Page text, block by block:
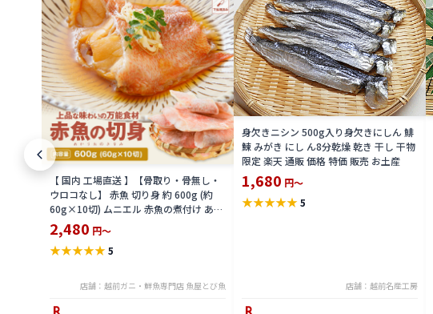
【 国内 工場直送 】【骨取り・骨無し・
ウロコなし】 赤魚 切り身 約 600g (約
60g×10切) ムニエル 赤魚の煮付け あん
かけ ホイル焼き アカウオ 送料無料
seak2305-600a
2,480 円～
★★★★★5
店舗：越前ガニ・鮮魚専門店 魚屋とび魚
身欠きニシン 500g入り身欠きにしん 鯡
鰊 みがき にし ん8分乾燥 乾き 干し 干物
限定 楽天 通販 価格 特価 販売 お土産
1,680 円～
★★★★★5
店舗：越前名産工房